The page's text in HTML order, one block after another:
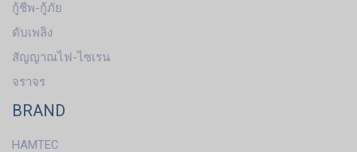
กู้ชีพ-กู้ภัย
ดับเพลิง
สัญญาณไฟ-ไซเรน
จราจร
BRAND
HAMTEC